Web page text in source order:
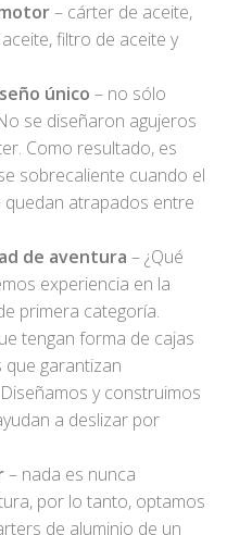
– cárter de aceite,
filtro de aceite y
único – no sólo
se diseñaron agujeros
Como resultado, es
sobrecaliente cuando el
atrapados entre
de aventura – ¿Qué
experiencia en la
primera categoría.
tengan forma de cajas
garantizan
y construimos
a deslizar por
– nada es nunca
por lo tanto, optamos
de aluminio de un